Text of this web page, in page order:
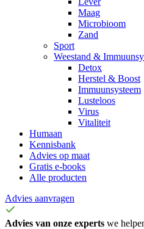
Maag
Microbioom
Zand
Sport
Weestand &
Detox
Herstel & Boost
Immuunsysteem
Lusteloos
Virus
Vitaliteit
Humaan
Kennisbank
Advies op maat
Gratis e-books
Alle producten
Advies aanvragen
Advies van onze experts we